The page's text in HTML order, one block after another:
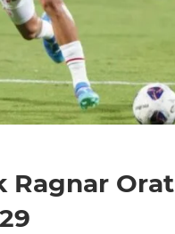
Ragnar